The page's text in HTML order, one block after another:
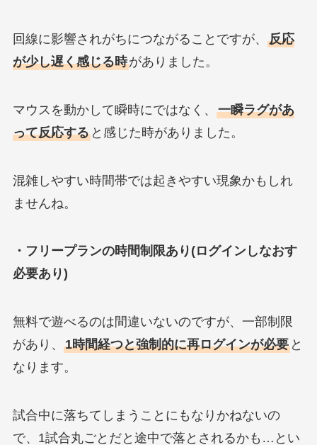
回線に影響されがちにつながることですが、 反応
が少し遅く感じる時がありました。
マウスを動かして瞬時にではなく、 一瞬ラグがあ
って反応すると感じた時がありました。
混雑しやすい時間帯では起きやすい現象かもしれ
ませんね。
・フリープランの時間制限あり(ログインしなおす
必要あり)
無料で遊べるのは間違いないのですが、一部制限
があり、 1時間経つと強制的に再ログインが必要と
なります。
試合中に落ちてしまうことにもなりかねないの
で、1試合丸ごとだと途中で落とされるかも…とい